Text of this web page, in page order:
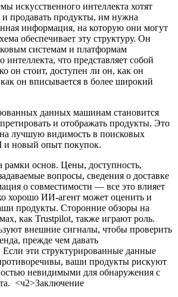
искусственного интеллекта хотят
и продавать продукты, им нужна
информация, на которую они могут
обеспечивает эту структуру. Он
системам и платформам
интеллекта, что представляет собой
он стоит, доступен ли он, как он
он вписывается в более широкий
данных машинам становится
и отображать продукты. Это
лучшую видимость в поисковых
и новый опыт покупок.
рамки основ. Цены, доступность,
вопросы, сведения о доставке
о совместимости — все это влияет
хорошо ИИ-агент может оценить и
продукты. Сторонние обзоры на
как Trustpilot, также играют роль.
внешние сигналы, чтобы проверить
прежде чем давать
эти структурированные данные
ваши продукты рискуют
невидимыми для обнаружения с
<ч2>Заключение